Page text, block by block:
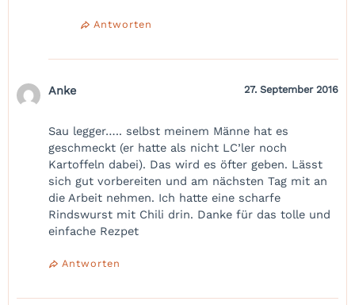
Antworten
Anke 27. September 2016
Sau legger….. selbst meinem Männe hat es
geschmeckt (er hatte als nicht LC’ler noch
Kartoffeln dabei). Das wird es öfter geben. Lässt
sich gut vorbereiten und am nächsten Tag mit an
die Arbeit nehmen. Ich hatte eine scharfe
Rindswurst mit Chili drin. Danke für das tolle und
einfache Rezpet
Antworten